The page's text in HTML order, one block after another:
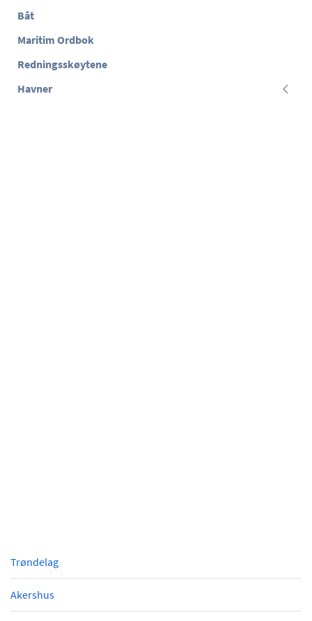
Båt
Maritim Ordbok
Redningsskøytene
Havner
Trøndelag
Akershus